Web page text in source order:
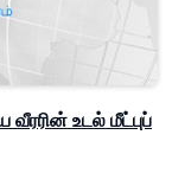
உடல் மீட்புப்